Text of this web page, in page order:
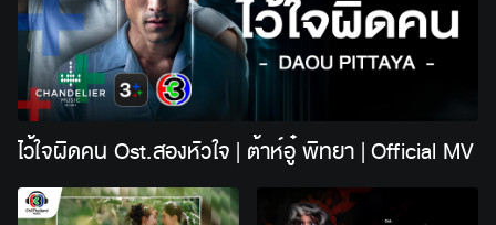
ไว้ใจผิดคน Ost.สองหัวใจ | ต้าห์อู๋ พิทยา | Official MV